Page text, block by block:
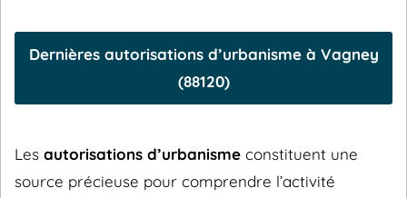
Dernières autorisations d’urbanisme à Vagney
(88120)
Les autorisations d’urbanisme constituent une
source précieuse pour comprendre l’activité